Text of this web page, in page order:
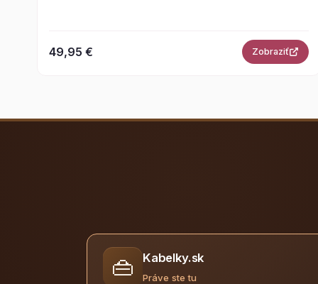
49,95 € Zobraziť
👜 Kabelky.sk
Práve ste tu